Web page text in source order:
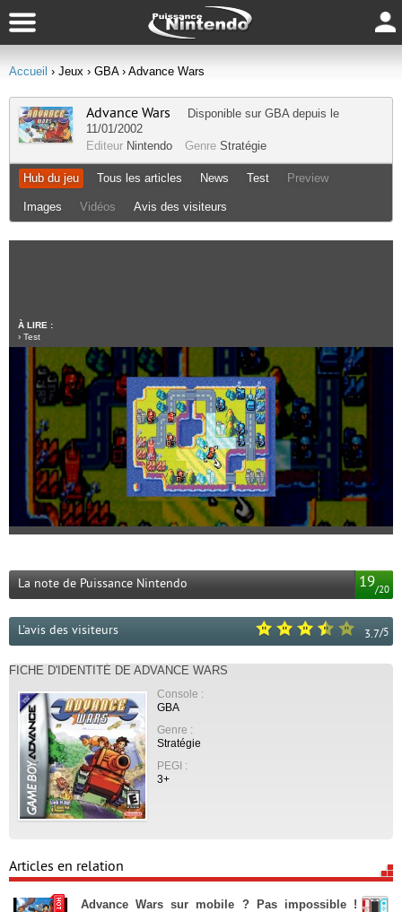
Accueil › Jeux › GBA› Advance Wars
Advance Wars Disponible sur GBAdepuis le
11/01/2002
Editeur Nintendo Genre Stratégie
Hub du jeu Tous les articles News Test Preview
Images Vidéos Avis des visiteurs
À LIRE :
› Test
19/20
La note de Puissance Nintendo
3.7/5
L'avis des visiteurs
FICHE D'IDENTITÉ DE ADVANCE WARS
Console :
GBA
Genre :
Stratégie
PEGI :
3+
Articles en relation
Advance Wars sur mobile ? Pas impossible !